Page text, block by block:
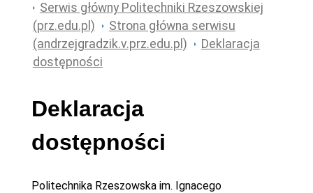
Serwis główny Politechniki Rzeszowskiej
(prz.edu.pl)
Strona główna serwisu
(andrzejgradzik.v.prz.edu.pl)
Deklaracja
dostępności
Deklaracja
dostępności
Politechnika Rzeszowska im. Ignacego